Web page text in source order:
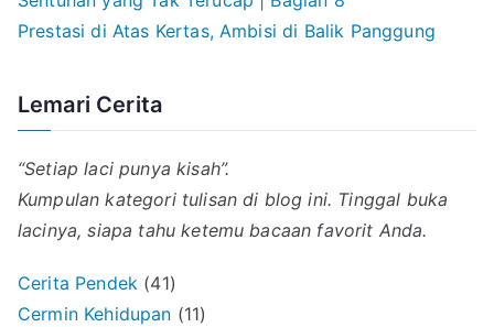
Prestasi di Atas Kertas, Ambisi di Balik Panggung
Lemari Cerita
“Setiap laci punya kisah”.
Kumpulan kategori tulisan di blog ini. Tinggal buka
lacinya, siapa tahu ketemu bacaan favorit Anda.
Cerita Pendek (41)
Cermin Kehidupan (11)